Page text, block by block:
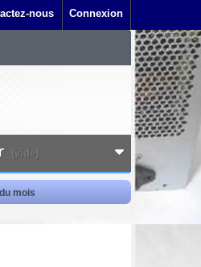
Connexion
nous
(vide)
mois